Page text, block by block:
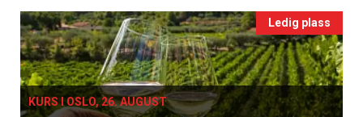
Registrer deg
Ledig plass
KURS I OSLO, 26. AUGUST